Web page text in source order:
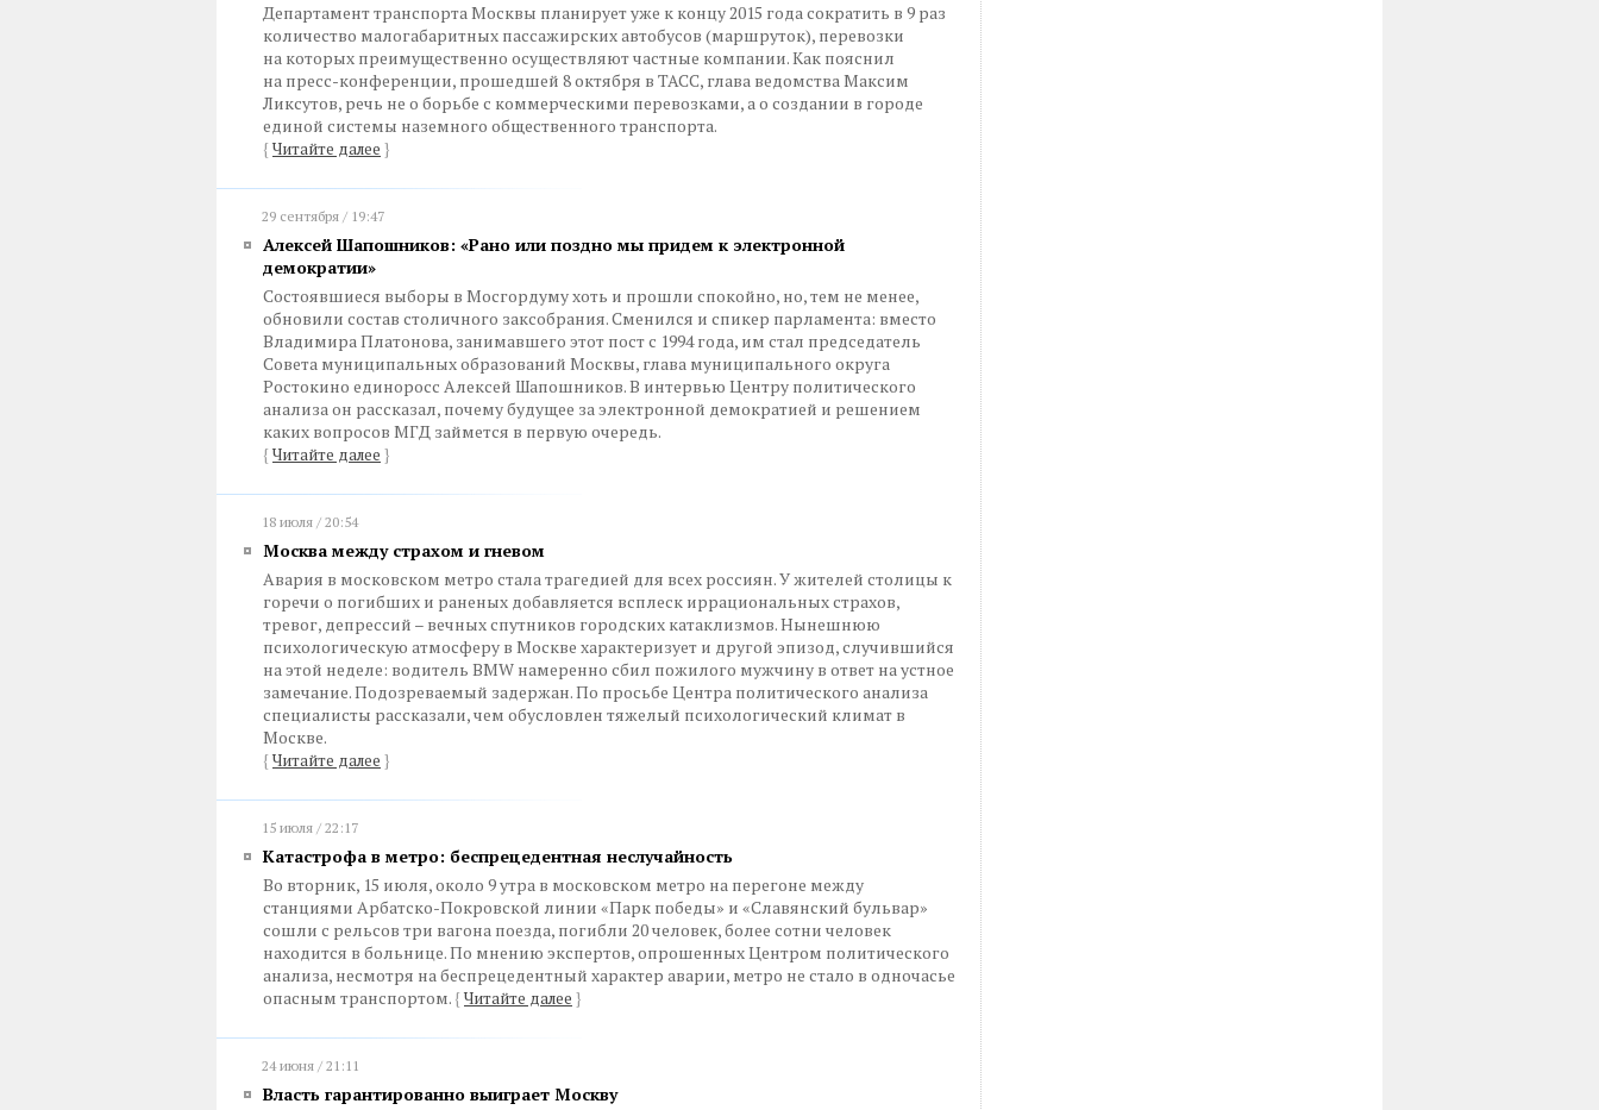
Департамент транспорта Москвы планирует уже к концу 2015 года сократить в 9 раз
количество малогабаритных пассажирских автобусов (маршруток), перевозки
на которых преимущественно осуществляют частные компании. Как пояснил
на пресс-конференции, прошедшей 8 октября в ТАСС, глава ведомства Максим
Ликсутов, речь не о борьбе с коммерческими перевозками, а о создании в городе
единой системы наземного общественного транспорта.
{ Читайте далее }
29 сентября / 19:47
Алексей Шапошников: «Рано или поздно мы придем к электронной
демократии»
Состоявшиеся выборы в Мосгордуму хоть и прошли спокойно, но, тем не менее,
обновили состав столичного заксобрания. Сменился и спикер парламента: вместо
Владимира Платонова, занимавшего этот пост с 1994 года, им стал председатель
Совета муниципальных образований Москвы, глава муниципального округа
Ростокино единоросс Алексей Шапошников. В интервью Центру политического
анализа он рассказал, почему будущее за электронной демократией и решением
каких вопросов МГД займется в первую очередь.
{ Читайте далее }
18 июля / 20:54
Москва между страхом и гневом
Авария в московском метро стала трагедией для всех россиян. У жителей столицы к
горечи о погибших и раненых добавляется всплеск иррациональных страхов,
тревог, депрессий – вечных спутников городских катаклизмов. Нынешнюю
психологическую атмосферу в Москве характеризует и другой эпизод, случившийся
на этой неделе: водитель BMW намеренно сбил пожилого мужчину в ответ на устное
замечание. Подозреваемый задержан. По просьбе Центра политического анализа
специалисты рассказали, чем обусловлен тяжелый психологический климат в
Москве.
{ Читайте далее }
15 июля / 22:17
Катастрофа в метро: беспрецедентная неслучайность
Во вторник, 15 июля, около 9 утра в московском метро на перегоне между
станциями Арбатско-Покровской линии «Парк победы» и «Славянский бульвар»
сошли с рельсов три вагона поезда, погибли 20 человек, более сотни человек
находится в больнице. По мнению экспертов, опрошенных Центром политического
анализа, несмотря на беспрецедентный характер аварии, метро не стало в одночасье
опасным транспортом. { Читайте далее }
24 июня / 21:11
Власть гарантированно выиграет Москву